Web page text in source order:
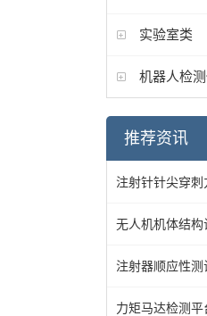
实验室类
机器人检
推荐资讯
注射针针尖穿
无人机机体结构
注射器顺应性测
力矩马达检测平